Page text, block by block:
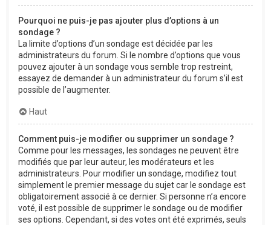
Pourquoi ne puis-je pas ajouter plus d’options à un
sondage ?
La limite d’options d’un sondage est décidée par les
administrateurs du forum. Si le nombre d’options que vous
pouvez ajouter à un sondage vous semble trop restreint,
essayez de demander à un administrateur du forum s’il est
possible de l’augmenter.
Haut
Comment puis-je modifier ou supprimer un sondage ?
Comme pour les messages, les sondages ne peuvent être
modifiés que par leur auteur, les modérateurs et les
administrateurs. Pour modifier un sondage, modifiez tout
simplement le premier message du sujet car le sondage est
obligatoirement associé à ce dernier. Si personne n’a encore
voté, il est possible de supprimer le sondage ou de modifier
ses options. Cependant, si des votes ont été exprimés, seuls